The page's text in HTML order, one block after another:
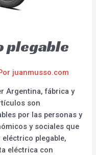
plegable
juanmusso.com
Argentina, fábrica y
son
por las personas y
y sociales que
plegable,
eléctrica con